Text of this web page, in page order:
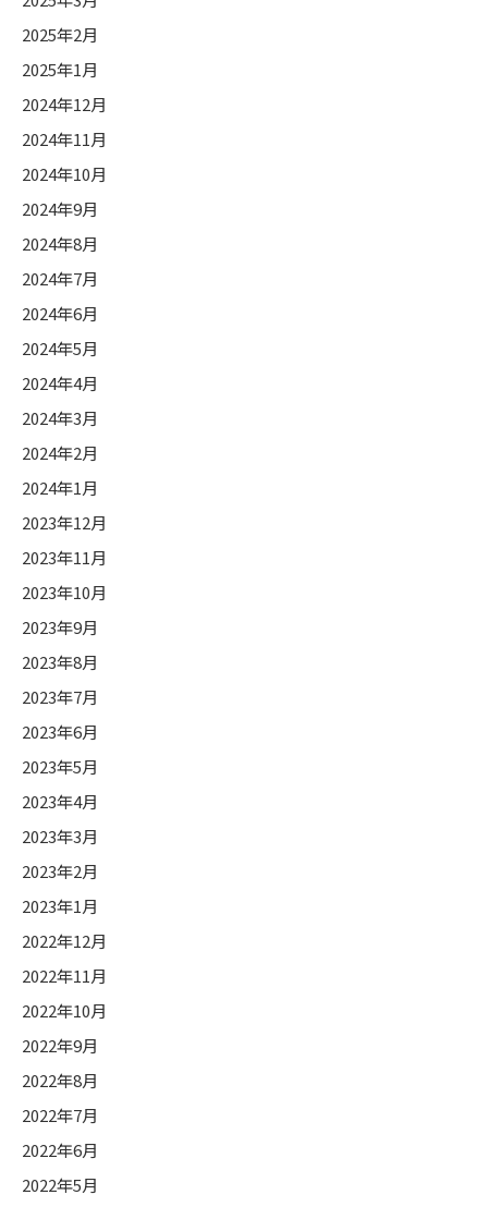
2025年2月
2025年1月
2024年12月
2024年11月
2024年10月
2024年9月
2024年8月
2024年7月
2024年6月
2024年5月
2024年4月
2024年3月
2024年2月
2024年1月
2023年12月
2023年11月
2023年10月
2023年9月
2023年8月
2023年7月
2023年6月
2023年5月
2023年4月
2023年3月
2023年2月
2023年1月
2022年12月
2022年11月
2022年10月
2022年9月
2022年8月
2022年7月
2022年6月
2022年5月